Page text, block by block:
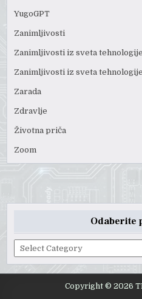
YugoGPT
Zanimljivosti
Zanimljivosti iz sveta
Zanimljivosti iz sveta
Zarada
Zdravlje
Životna priča
Zoom
Odaberite
Odaberite
predmet:
Copyright © 2026